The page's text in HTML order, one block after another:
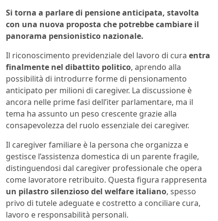
Si torna a parlare di pensione anticipata, stavolta
con una nuova proposta che potrebbe cambiare il
panorama pensionistico nazionale.
Il riconoscimento previdenziale del lavoro di cura entra
finalmente nel dibattito politico, aprendo alla
possibilità di introdurre forme di pensionamento
anticipato per milioni di caregiver. La discussione è
ancora nelle prime fasi dell’iter parlamentare, ma il
tema ha assunto un peso crescente grazie alla
consapevolezza del ruolo essenziale dei caregiver.
Il caregiver familiare è la persona che organizza e
gestisce l’assistenza domestica di un parente fragile,
distinguendosi dal caregiver professionale che opera
come lavoratore retribuito. Questa figura rappresenta
un pilastro silenzioso del welfare italiano, spesso
privo di tutele adeguate e costretto a conciliare cura,
lavoro e responsabilità personali.